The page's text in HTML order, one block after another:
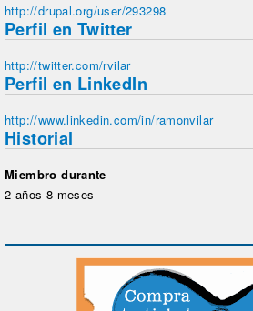
http://drupal.org/user/293298
Perfil en Twitter
http://twitter.com/rvilar
Perfil en LinkedIn
http://www.linkedin.com/in/ramonvilar
Historial
Miembro durante
2 años 8 meses